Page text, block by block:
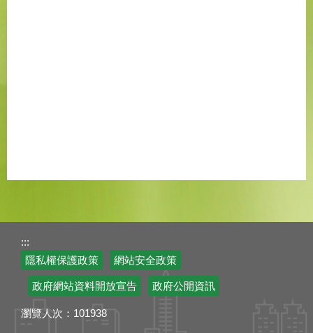
:::
隱私權保護政策
網站安全政策
政府網站資料開放宣告 政府公開資訊
瀏覽人次： 101938